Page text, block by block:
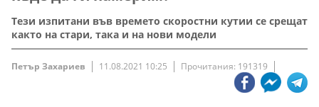
Тези изпитани във времето скоростни кутии се срещат
както на стари, така и на нови модели
Петър Захариев 11.08.2021 10:25 Прочитания: 191319